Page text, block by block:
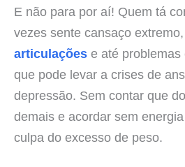
E não para por aí! Quem tá
vezes sente cansaço extremo,
articulações e até
que pode levar a crises de
depressão. Sem contar que
demais e acordar sem
culpa do excesso de peso.